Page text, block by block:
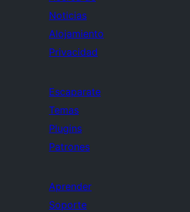
Noticias
Alojamiento
Privacidad
Escaparate
Temas
Plugins
Patrones
Aprender
Soporte